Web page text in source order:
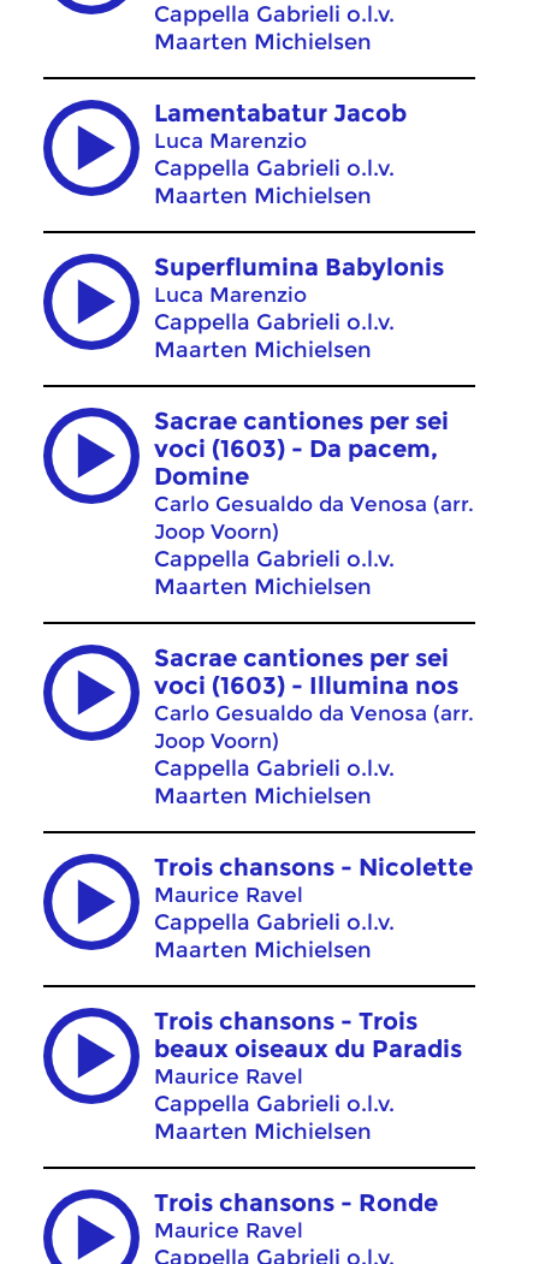
Cappella Gabrieli o.l.v.
Maarten Michielsen
Lamentabatur Jacob
Luca Marenzio
Cappella Gabrieli o.l.v.
Maarten Michielsen
Superflumina Babylonis
Luca Marenzio
Cappella Gabrieli o.l.v.
Maarten Michielsen
Sacrae cantiones per sei
voci (1603) - Da pacem,
Domine
Carlo Gesualdo da Venosa (arr.
Joop Voorn)
Cappella Gabrieli o.l.v.
Maarten Michielsen
Sacrae cantiones per sei
voci (1603) - Illumina nos
Carlo Gesualdo da Venosa (arr.
Joop Voorn)
Cappella Gabrieli o.l.v.
Maarten Michielsen
Trois chansons - Nicolette
Maurice Ravel
Cappella Gabrieli o.l.v.
Maarten Michielsen
Trois chansons - Trois
beaux oiseaux du Paradis
Maurice Ravel
Cappella Gabrieli o.l.v.
Maarten Michielsen
Trois chansons - Ronde
Maurice Ravel
Cappella Gabrieli o.l.v.